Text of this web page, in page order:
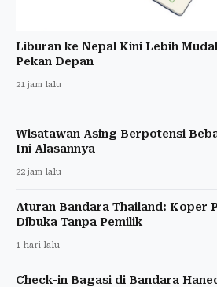
Liburan ke Nepal Kini Lebih
Pekan Depan
21 jam lalu
Wisatawan Asing Berpotensi
Ini Alasannya
22 jam lalu
Aturan Bandara Thailand: Koper
Dibuka Tanpa Pemilik
1 hari lalu
Check-in Bagasi di Bandara